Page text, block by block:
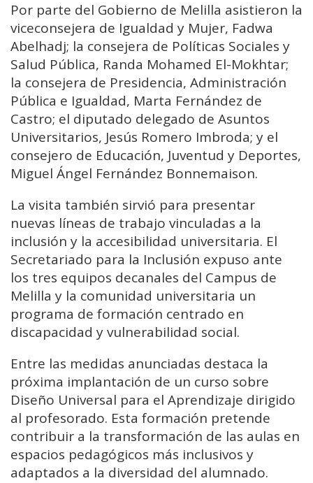
Por parte del Gobierno de Melilla asistieron la
viceconsejera de Igualdad y Mujer, Fadwa
Abelhadj; la consejera de Políticas Sociales y
Salud Pública, Randa Mohamed El-Mokhtar;
la consejera de Presidencia, Administración
Pública e Igualdad, Marta Fernández de
Castro; el diputado delegado de Asuntos
Universitarios, Jesús Romero Imbroda; y el
consejero de Educación, Juventud y Deportes,
Miguel Ángel Fernández Bonnemaison.
La visita también sirvió para presentar
nuevas líneas de trabajo vinculadas a la
inclusión y la accesibilidad universitaria. El
Secretariado para la Inclusión expuso ante
los tres equipos decanales del Campus de
Melilla y la comunidad universitaria un
programa de formación centrado en
discapacidad y vulnerabilidad social.
Entre las medidas anunciadas destaca la
próxima implantación de un curso sobre
Diseño Universal para el Aprendizaje dirigido
al profesorado. Esta formación pretende
contribuir a la transformación de las aulas en
espacios pedagógicos más inclusivos y
adaptados a la diversidad del alumnado.